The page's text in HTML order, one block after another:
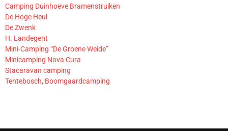
Camping Duinhoeve Bramenstruiken
De Hoge Heul
De Zwenk
H. Landegent
Mini-Camping “De Groene Weide”
Minicamping Nova Cura
Stacaravan camping
Tentebosch, Boomgaardcamping